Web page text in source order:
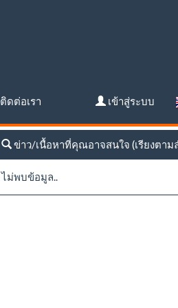
ติดต่อเรา เข้าสู่ระบบ
ข่าว/เนื้อหาที่คุณอาจสนใจ (เรียงตาม
ไม่พบข้อมูล..